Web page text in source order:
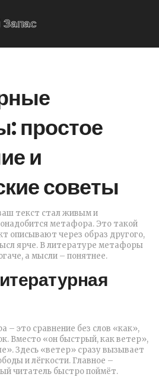
простое
и
советы
текст стал живым и
метафора. Это такой
описывают через образ другого,
ярче. В литературе метафоры
а мысли – понятнее.
это сравнение без слов «как»,
Вместо «он быстрый, как ветер»,
Здесь «ветер» сразу вызывает
и лёгкости. Главное –
читатель быстро поймёт.